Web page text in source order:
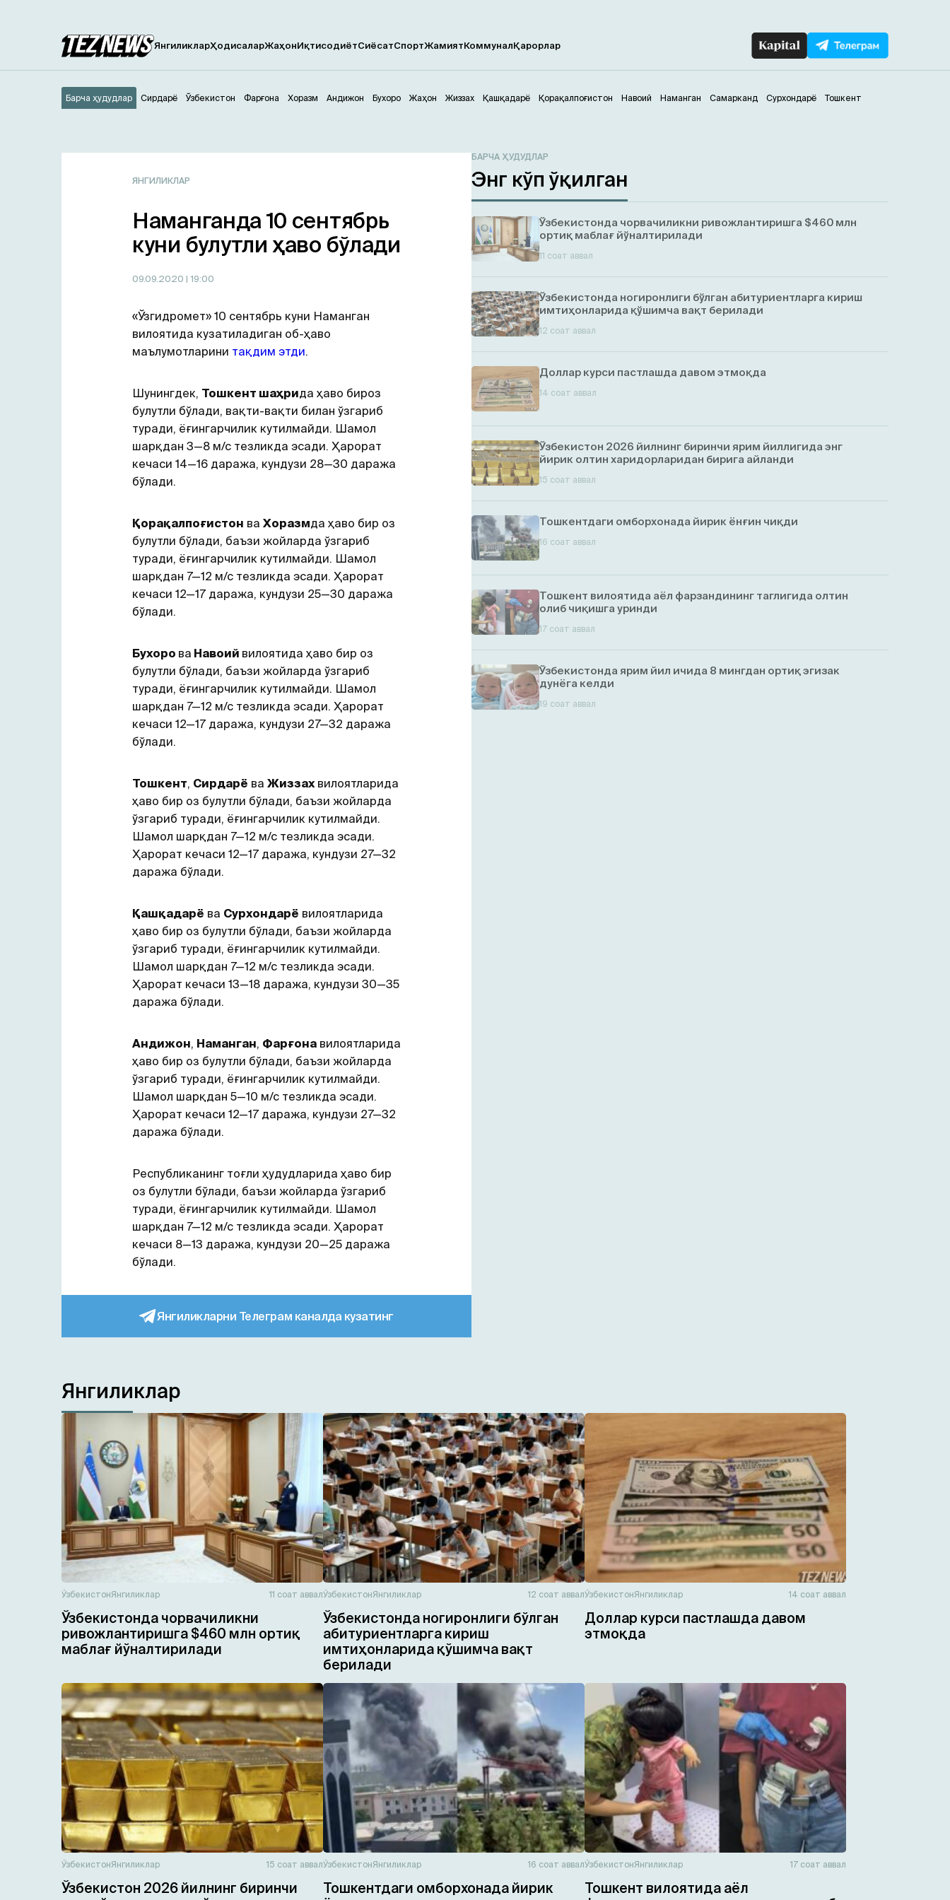
ЯнгиликларҲодисаларЖаҳонИқтисодиётСиёсатСпортЖамиятКоммуналҚарорлар
Андижон
Барча ҳудудлар Бухоро Жаҳон Жиззах Қашқадарё Қорақалпоғистон Навоий Наманган Самарканд
Сирдарё Сурхондарё Тошкент
Ўзбекистон Фарғона Хоразм
ЯНГИЛИКЛАР
Наманганда 10 сентябрь
куни булутли ҳаво бўлади
09.09.2020 | 19:00
«Ўзгидромет» 10 сентябрь куни Наманган
вилоятида кузатиладиган об-ҳаво
маълумотларини тақдим этди.
Шунингдек, Тошкент шаҳрида ҳаво бироз
булутли бўлади, вақти-вақти билан ўзгариб
туради, ёғингарчилик кутилмайди. Шамол
шарқдан 3—8 м/с тезликда эсади. Ҳарорат
кечаси 14—16 даража, кундузи 28—30 даража
бўлади.
Қорақалпоғистон ва Хоразмда ҳаво бир оз
булутли бўлади, баъзи жойларда ўзгариб
туради, ёғингарчилик кутилмайди. Шамол
шарқдан 7—12 м/с тезликда эсади. Ҳарорат
кечаси 12—17 даража, кундузи 25—30 даража
бўлади.
Бухоро ва Навоий вилоятида ҳаво бир оз
булутли бўлади, баъзи жойларда ўзгариб
туради, ёғингарчилик кутилмайди. Шамол
шарқдан 7—12 м/с тезликда эсади. Ҳарорат
кечаси 12—17 даража, кундузи 27—32 даража
бўлади.
Тошкент, Сирдарё ва Жиззах вилоятларида
ҳаво бир оз булутли бўлади, баъзи жойларда
ўзгариб туради, ёғингарчилик кутилмайди.
Шамол шарқдан 7—12 м/с тезликда эсади.
Ҳарорат кечаси 12—17 даража, кундузи 27—32
даража бўлади.
Қашқадарё ва Сурхондарё вилоятларида
ҳаво бир оз булутли бўлади, баъзи жойларда
ўзгариб туради, ёғингарчилик кутилмайди.
Шамол шарқдан 7—12 м/с тезликда эсади.
Ҳарорат кечаси 13—18 даража, кундузи 30—35
даража бўлади.
Андижон, Наманган, Фарғона вилоятларида
ҳаво бир оз булутли бўлади, баъзи жойларда
ўзгариб туради, ёғингарчилик кутилмайди.
Шамол шарқдан 5—10 м/с тезликда эсади.
Ҳарорат кечаси 12—17 даража, кундузи 27—32
даража бўлади.
Республиканинг тоғли ҳудудларида ҳаво бир
оз булутли бўлади, баъзи жойларда ўзгариб
туради, ёғингарчилик кутилмайди. Шамол
шарқдан 7—12 м/с тезликда эсади. Ҳарорат
кечаси 8—13 даража, кундузи 20—25 даража
бўлади.
Янгиликларни Телеграм каналда кузатинг
БАРЧА ҲУДУДЛАР
Энг кўп ўқилган
Ўзбекистонда чорвачиликни ривожлантиришга $460 млн
ортиқ маблағ йўналтирилади
11 соат аввал
Ўзбекистонда ногиронлиги бўлган абитуриентларга кириш
имтиҳонларида қўшимча вақт берилади
12 соат аввал
Доллар курси пастлашда давом этмоқда
14 соат аввал
Ўзбекистон 2026 йилнинг биринчи ярим йиллигида энг
йирик олтин харидорларидан бирига айланди
15 соат аввал
Тошкентдаги омборхонада йирик ёнғин чиқди
16 соат аввал
Тошкент вилоятида аёл фарзандининг таглигида олтин
олиб чиқишга уринди
17 соат аввал
Ўзбекистонда ярим йил ичида 8 мингдан ортиқ эгизaк
дунёга келди
19 соат аввал
Янгиликлар
ЎзбекистонЯнгиликлар 11 соат аввал
Ўзбекистонда чорвачиликни
ривожлантиришга $460 млн ортиқ
маблағ йўналтирилади
ЎзбекистонЯнгиликлар 12 соат аввал
Ўзбекистонда ногиронлиги бўлган
абитуриентларга кириш
имтиҳонларида қўшимча вақт
берилади
ЎзбекистонЯнгиликлар 14 соат аввал
Доллар курси пастлашда давом
этмоқда
ЎзбекистонЯнгиликлар 15 соат аввал
Ўзбекистон 2026 йилнинг биринчи
ЎзбекистонЯнгиликлар 16 соат аввал
Тошкентдаги омборхонада йирик
ЎзбекистонЯнгиликлар 17 соат аввал
Тошкент вилоятида аёл